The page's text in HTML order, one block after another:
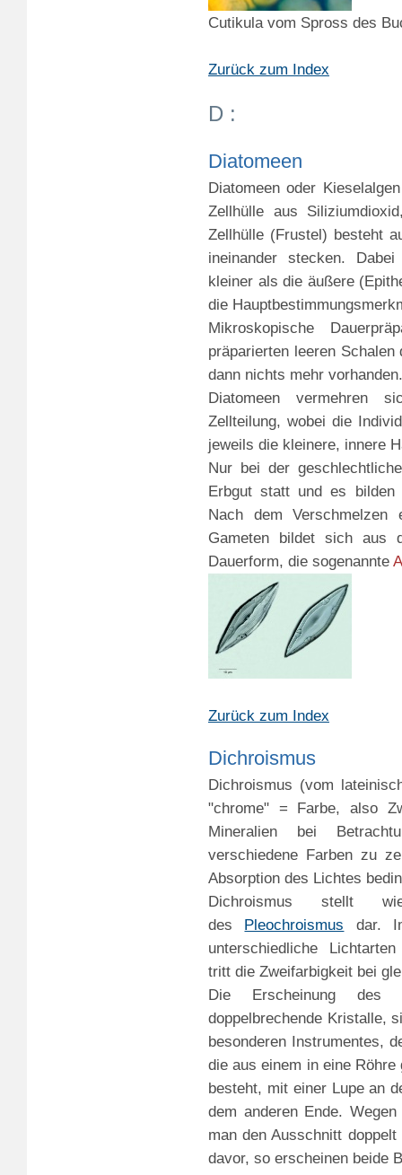
Cutikula vom Spross des
Zurück zum Index
D :
Diatomeen
Diatomeen oder
Zellhülle aus
Zellhülle (Frustel) besteht
ineinander stecken.
kleiner als die äußere
die
Mikroskopische
präparierten leeren
dann nichts mehr vorhanden.
Diatomeen vermehren
Zellteilung, wobei die
jeweils die kleinere, innere
Nur bei der
Erbgut statt und es bilden
Nach dem Verschmelzen
Gameten bildet sich aus
Dauerform, die sogenannte
Zurück zum Index
Dichroismus
Dichroismus (vom
"chrome" = Farbe, also
Mineralien bei
verschiedene Farben zu
Absorption des Lichtes
Dichroismus stellt
des Pleochroismus dar.
unterschiedliche
tritt die Zweifarbigkeit bei
Die Erscheinung des
doppelbrechende Kristalle,
besonderen Instrumentes,
die aus einem in eine
besteht, mit einer Lupe an
dem anderen Ende.
man den Ausschnitt
davor, so erscheinen beide